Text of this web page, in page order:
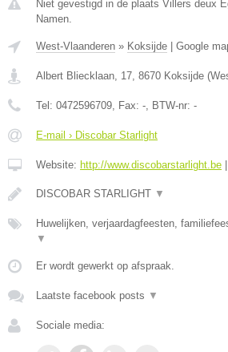
Niet gevestigd in de plaats Villers deux
Namen.
West-Vlaanderen » Koksijde | Google
Albert Bliecklaan, 17 8670 Koksijde (
Tel: 0472596709 , Fax: - , BTW-nr: -
E-mail › Discobar Starlight
Website: http://www.discobarstarlight.be |
DISCOBAR STARLIGHT ▼
Huwelijken, verjaardagfeesten,
▼
Er wordt gewerkt op afspraak.
Laatste facebook posts ▼
Sociale media: